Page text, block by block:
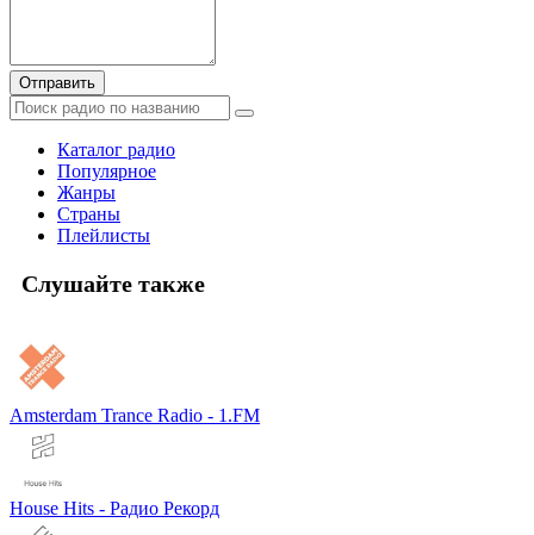
Отправить
Каталог радио
Популярное
Жанры
Страны
Плейлисты
Слушайте также
Amsterdam Trance Radio - 1.FM
House Hits - Радио Рекорд